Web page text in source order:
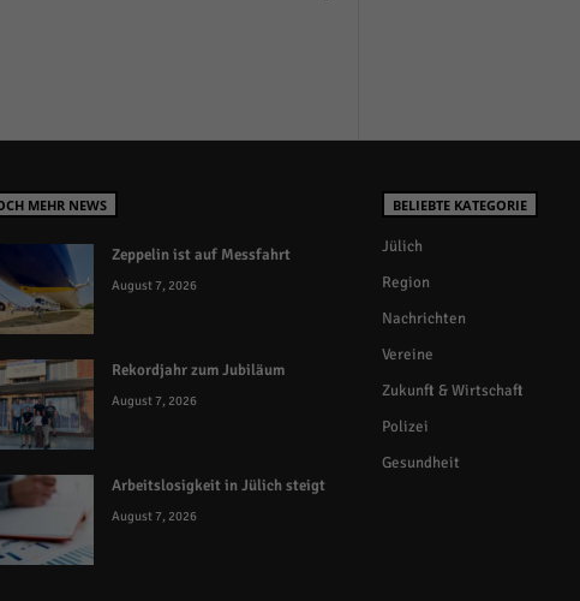
MEHR NEWS
Zeppelin ist auf Messfahrt
August 7, 2026
Rekordjahr zum Jubiläum
August 7, 2026
Arbeitslosigkeit in Jülich steigt
August 7, 2026
BELIEBTE KATEGORIE
Jülich
Region
Nachrichten
Vereine
Zukunft & Wirtschaft
Polizei
Gesundheit